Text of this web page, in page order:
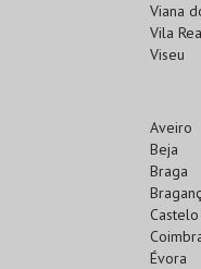
Viana
Vila
Viseu
Aveiro
Beja
Braga
Évora